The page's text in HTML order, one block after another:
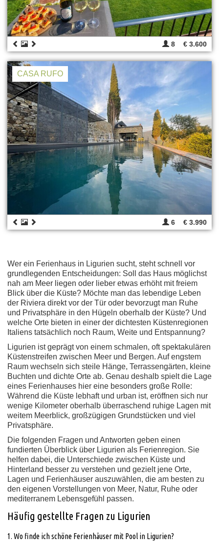
8 € 3.600
CASA RUFO
6 € 3.990
Wer ein Ferienhaus in Ligurien sucht, steht schnell vor
grundlegenden Entscheidungen: Soll das Haus möglichst
nah am Meer liegen oder lieber etwas erhöht mit freiem
Blick über die Küste? Möchte man das lebendige Leben
der Riviera direkt vor der Tür oder bevorzugt man Ruhe
und Privatsphäre in den Hügeln oberhalb der Küste? Und
welche Orte bieten in einer der dichtesten Küstenregionen
Italiens tatsächlich noch Raum, Weite und Entspannung?
Ligurien ist geprägt von einem schmalen, oft spektakulären
Küstenstreifen zwischen Meer und Bergen. Auf engstem
Raum wechseln sich steile Hänge, Terrassengärten, kleine
Buchten und dichte Orte ab. Genau deshalb spielt die Lage
eines Ferienhauses hier eine besonders große Rolle:
Während die Küste lebhaft und urban ist, eröffnen sich nur
wenige Kilometer oberhalb überraschend ruhige Lagen mit
weitem Meerblick, großzügigen Grundstücken und viel
Privatsphäre.
Die folgenden Fragen und Antworten geben einen
fundierten Überblick über Ligurien als Ferienregion. Sie
helfen dabei, die Unterschiede zwischen Küste und
Hinterland besser zu verstehen und gezielt jene Orte,
Lagen und Ferienhäuser auszuwählen, die am besten zu
den eigenen Vorstellungen von Meer, Natur, Ruhe oder
mediterranem Lebensgefühl passen.
Häufig gestellte Fragen zu Ligurien
1. Wo finde ich schöne Ferienhäuser mit Pool in Ligurien?